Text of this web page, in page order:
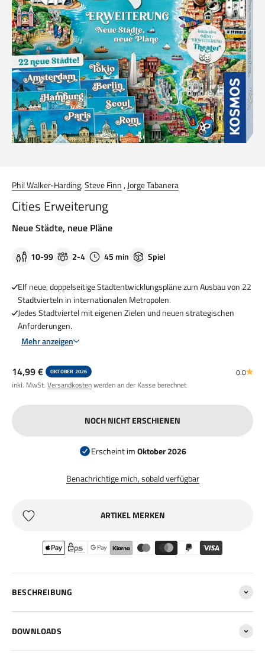
Phil Walker-Harding,Steve Finn ,Jorge Tabanera
Cities Erweiterung
Neue Städte, neue Pläne
10-99 2-4 45 min Spiel
Elf neue, doppelseitige Stadtentwicklungspläne zum Ausbau von 22
Stadtvierteln in internationalen Metropolen.
Jedes Stadtviertel mit eigenen Zielen und neuen strategischen
Anforderungen.
Mehr anzeigen
Angebot
14,99 € OKTOBER 2026
inkl. MwSt. Versandkostenwerden an der Kasse berechnet
0.0
NOCH NICHT ERSCHIENEN
Erscheint imOktober 2026
Benachrichtige mich, sobald verfügbar
ARTIKEL MERKEN
BESCHREIBUNG
DOWNLOADS